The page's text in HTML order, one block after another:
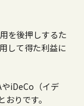
を後押しするた
して得た利益に
やiDeCo （イデ
りです。